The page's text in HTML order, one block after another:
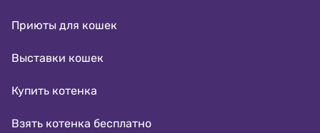
Приюты для кошек
Выставки кошек
Купить котенка
Взять котенка бесплатно